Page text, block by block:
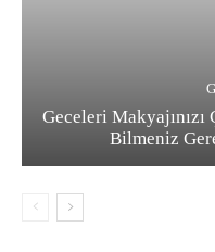
Geceleri Makyajınızı
Bilmeniz